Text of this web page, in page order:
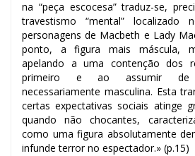
na “peça escocesa” traduz-se,
travestismo “mental”
personagens de Macbeth e Lady
ponto, a figura mais máscula,
apelando a uma contenção dos
primeiro e ao assumir de
necessariamente masculina. Esta
certas expectativas sociais atinge
quando não chocantes,
como uma figura absolutamente
infunde terror no espectador.» (p.15)